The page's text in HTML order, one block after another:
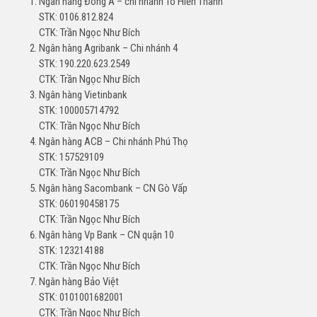
STK: 0106.812.824
CTK: Trần Ngọc Như Bích
Ngân hàng Agribank – Chi nhánh 4
STK: 190.220.623.2549
CTK: Trần Ngọc Như Bích
Ngân hàng Vietinbank
STK: 100005714792
CTK: Trần Ngọc Như Bích
Ngân hàng ACB – Chi nhánh Phú Thọ
STK: 157529109
CTK: Trần Ngọc Như Bích
Ngân hàng Sacombank – CN Gò Vấp
STK: 060190458175
CTK: Trần Ngọc Như Bích
Ngân hàng Vp Bank – CN quận 10
STK: 123214188
CTK: Trần Ngọc Như Bích
Ngân hàng Bảo Việt
STK: 0101001682001
CTK: Trần Ngọc Như Bích